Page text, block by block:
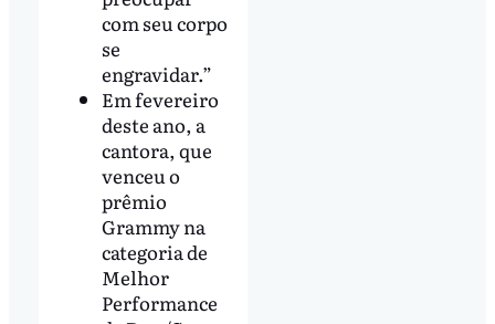
com seu corpo
se
engravidar.”
Em fevereiro
deste ano, a
cantora, que
venceu o
prêmio
Grammy na
categoria de
Melhor
Performance